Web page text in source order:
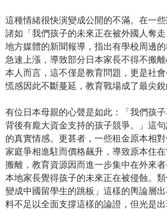
這種情緒很快演變成公開的不滿。在一
諸如「我們孩子的未來正在被外國人奪
地方媒體的新聞報導，指出有學校周邊
急速上漲，導致部分日本家長不得不搬
本人而言，這不僅是教育問題，更是社
慌感因此不斷蔓延，教育戰場成了最尖銳
有位日本母親的心聲是如此：「我們孩
背後有龐大資金支持的孩子競爭。」這
的真實情感。更甚者，一些租金原本相
家庭爭相進駐而價格飆升，導致原本住
搬離，教育資源因而進一步集中在外來
本地家長覺得孩子的未來正在被侵蝕。
變成中國留學生的跳板」這樣的輿論層
料不足以全面支撐這樣的論證，但光是